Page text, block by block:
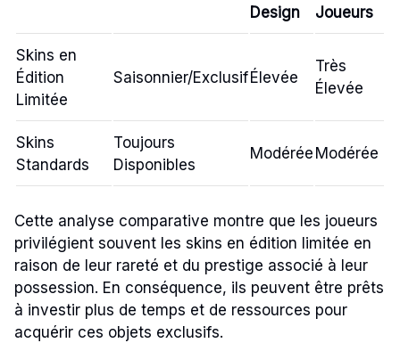
Design
Joueurs
Skins en
Édition
Limitée
Saisonnier/ExclusifÉlevée
Très
Élevée
Skins
Standards
Toujours
Disponibles
Modérée Modérée
Cette analyse comparative montre que les joueurs
privilégient souvent les skins en édition limitée en
raison de leur rareté et du prestige associé à leur
possession. En conséquence, ils peuvent être prêts
à investir plus de temps et de ressources pour
acquérir ces objets exclusifs.